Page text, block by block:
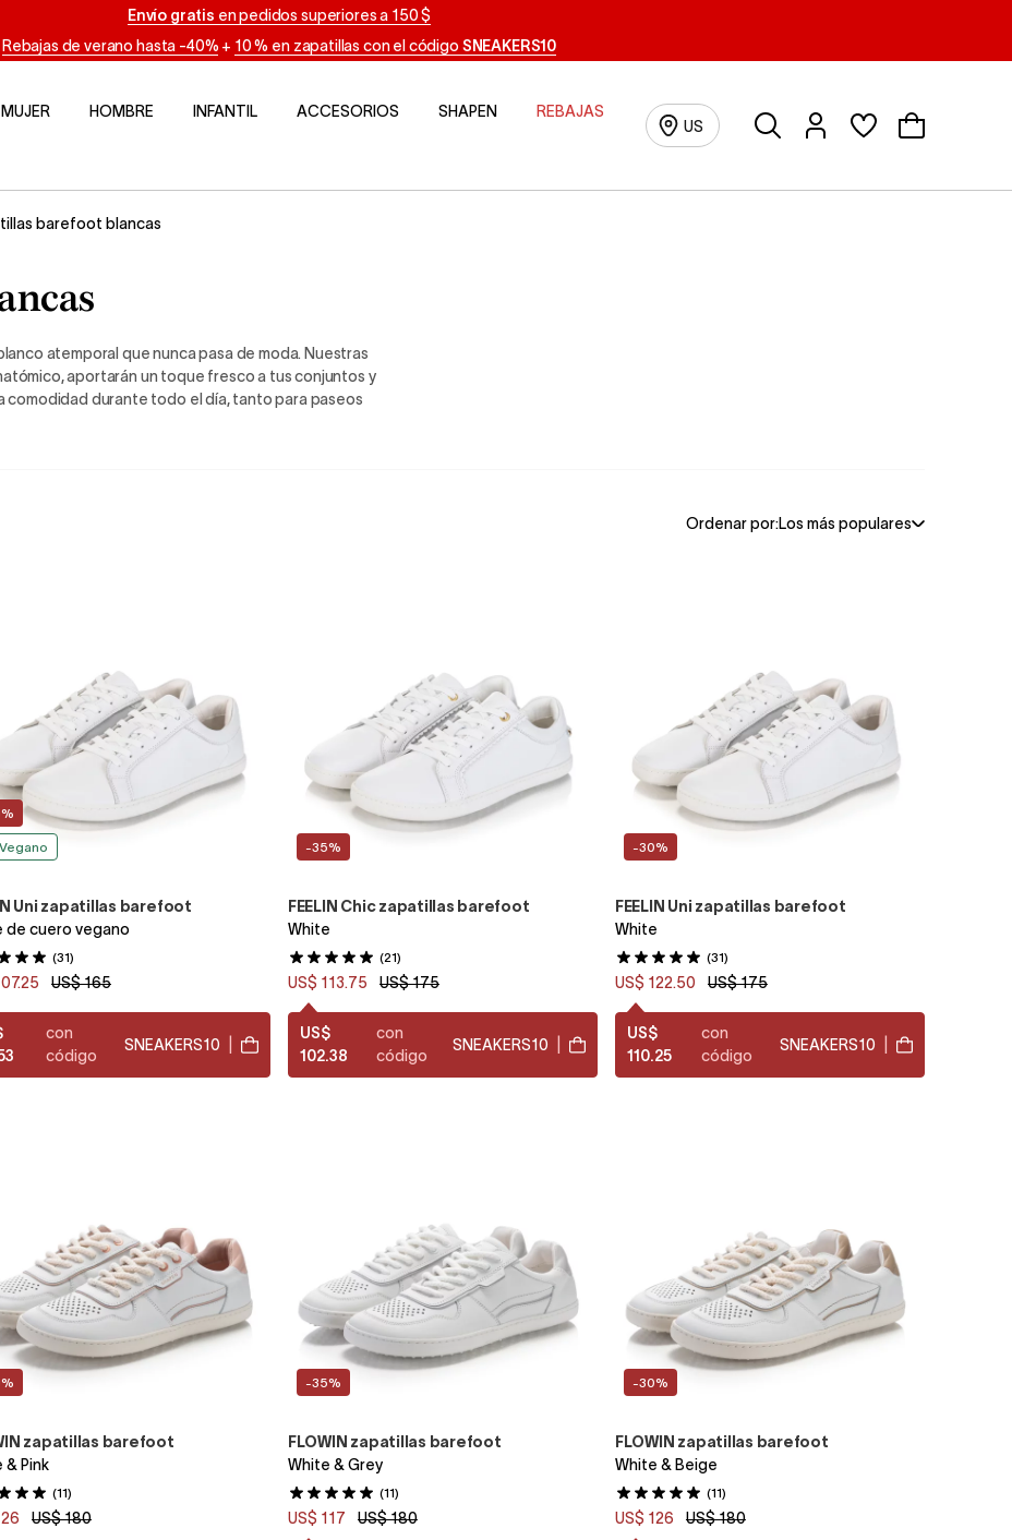
Envío gratis en pedidos superiores a 150 $
Rebajas de verano hasta -40% + 10 % en zapatillas con el código SNEAKERS10
MUJER HOMBRE INFANTIL ACCESORIOS SHAPEN
REBAJAS
US
BuscarIniciar sesión/Registrarse
barefoot blancas
atemporal que nunca pasa de moda. Nuestras
aportarán un toque fresco a tus conjuntos y
comodidad durante todo el día, tanto para paseos
Ordenar por:Los más populares
Vegano
Uni zapatillas barefoot
de cuero vegano
(31)
US$ 165
con
código
SNEAKERS10
-35%
FEELIN Chic zapatillas barefoot
White
(21)
US$ 113.75 US$ 175
US$
102.38
con
código
SNEAKERS10
-30%
FEELIN Uni zapatillas barefoot
White
(31)
US$ 122.50 US$ 175
US$
110.25
con
código
SNEAKERS10
zapatillas barefoot
& Pink
(11)
US$ 180
-35%
FLOWIN zapatillas barefoot
White & Grey
(11)
US$ 117 US$ 180
-30%
FLOWIN zapatillas barefoot
White & Beige
(11)
US$ 126 US$ 180